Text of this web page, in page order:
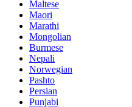
Maltese
Maori
Marathi
Mongolian
Burmese
Nepali
Norwegian
Pashto
Persian
Punjabi